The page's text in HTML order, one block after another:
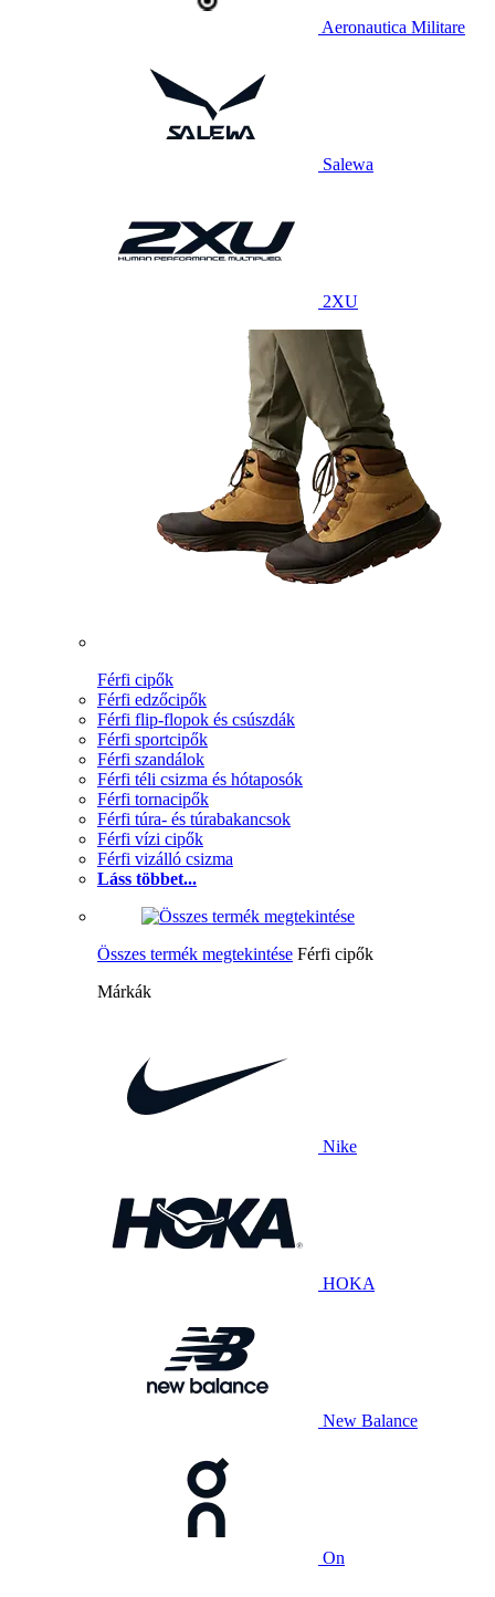
Aeronautica Militare
Salewa
2XU
Férfi cipők
Férfi edzőcipők
Férfi flip-flopok és csúszdák
Férfi sportcipők
Férfi szandálok
Férfi téli csizma és hótaposók
Férfi tornacipők
Férfi túra- és túrabakancsok
Férfi vízi cipők
Férfi vizálló csizma
Láss többet...
Összes termék megtekintése Férfi cipők
Márkák
Nike
HOKA
New Balance
On